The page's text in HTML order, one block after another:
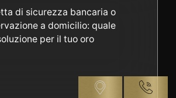
di sicurezza bancaria o
a domicilio: quale
per il tuo oro